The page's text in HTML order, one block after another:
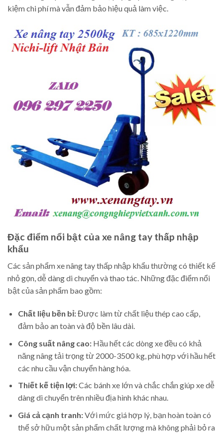
kiệm chi phí mà vẫn đảm bảo hiệu quả làm việc.
Đặc điểm nổi bật của xe nâng tay thấp nhập
khẩu
Các sản phẩm xe nâng tay thấp nhập khẩu thường có thiết kế
nhỏ gọn, dễ dàng di chuyển và thao tác. Những đặc điểm nổi
bật của sản phẩm bao gồm:
Chất liệu bền bỉ:Được làm từ chất liệu thép cao cấp,
đảm bảo an toàn và độ bền lâu dài.
Công suất nâng cao:Hầu hết các dòng xe đều có khả
năng nâng tải trọng từ 2000-3500 kg, phù hợp với hầu hết
các nhu cầu vận chuyển hàng hóa.
Thiết kế tiện lợi:Các bánh xe lớn và chắc chắn giúp xe dễ
dàng di chuyển trên nhiều địa hình khác nhau.
Giá cả cạnh tranh:Với mức giá hợp lý, bạn hoàn toàn có
thể sở hữu một sản phẩm chất lượng mà không phải bỏ ra